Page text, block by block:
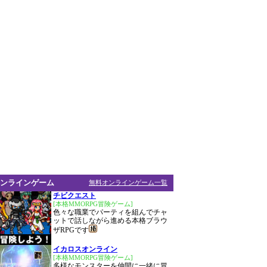
無料オンラインゲーム一覧
ラインゲーム
チビクエスト
[本格MMORPG冒険ゲーム]
色々な職業でパーティを組んでチャ
ットで話しながら進める本格ブラウ
ザRPGです
イカロスオンライン
[本格MMORPG冒険ゲーム]